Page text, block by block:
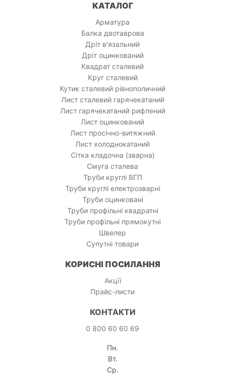
КАТАЛОГ
Арматура
Балка двотаврова
Дріт в'язальний
Дріт оцинкований
Квадрат сталевий
Круг сталевий
Кутик сталевий рівнополичний
Лист сталевий гарячекатаний
Лист гарячекатаний рифлений
Лист оцинкований
Лист просічно-витяжний
Лист холоднокатаний
Сітка кладочна (зварна)
Смуга сталева
Труби круглі ВГП
Труби круглі електрозварні
Труби оцинковані
Труби профільні квадратні
Труби профільні прямокутні
Швелер
Супутні товари
КОРИСНІ ПОСИЛАННЯ
Акції
Прайс-листи
КОНТАКТИ
0 800 60 60 69
Пн.
Вт.
Ср.